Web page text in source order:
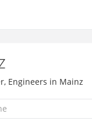
Engineers in Mainz